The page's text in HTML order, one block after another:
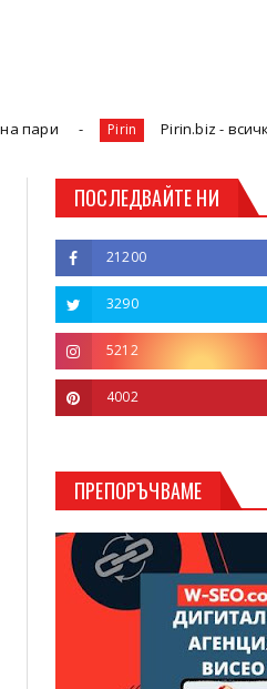
Pirin.biz - всичко за Пирин,
ПОСЛЕДВАЙТЕ НИ
21200
3290
5212
4002
ПРЕПОРЪЧВАМЕ